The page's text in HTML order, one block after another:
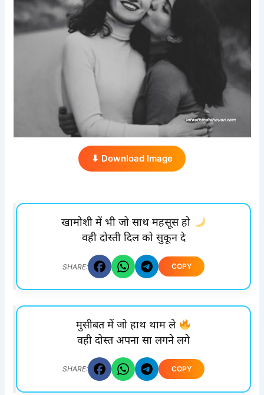
⬇ Download Image
खामोशी में भी जो साथ महसूस हो
वही दोस्ती दिल को सुकून दे
SHARE: COPY
मुसीबत में जो हाथ थाम ले
वही दोस्त अपना सा लगने लगे
SHARE: COPY